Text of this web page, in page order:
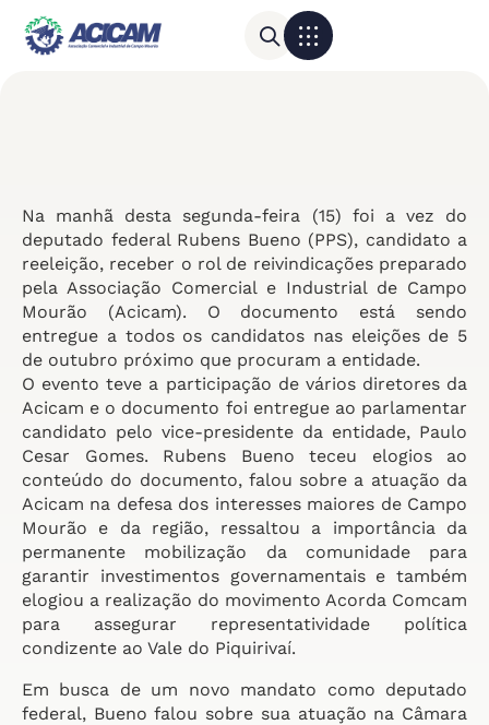
Na manhã desta segunda-feira (15) foi a vez do
deputado federal Rubens Bueno (PPS), candidato a
reeleição, receber o rol de reivindicações preparado
pela Associação Comercial e Industrial de Campo
Mourão (Acicam). O documento está sendo
entregue a todos os candidatos nas eleições de 5
de outubro próximo que procuram a entidade.
O evento teve a participação de vários diretores da
Acicam e o documento foi entregue ao parlamentar
candidato pelo vice-presidente da entidade, Paulo
Cesar Gomes. Rubens Bueno teceu elogios ao
conteúdo do documento, falou sobre a atuação da
Acicam na defesa dos interesses maiores de Campo
Mourão e da região, ressaltou a importância da
permanente mobilização da comunidade para
garantir investimentos governamentais e também
elogiou a realização do movimento Acorda Comcam
para assegurar representatividade política
condizente ao Vale do Piquirivaí.
Em busca de um novo mandato como deputado
federal, Bueno falou sobre sua atuação na Câmara